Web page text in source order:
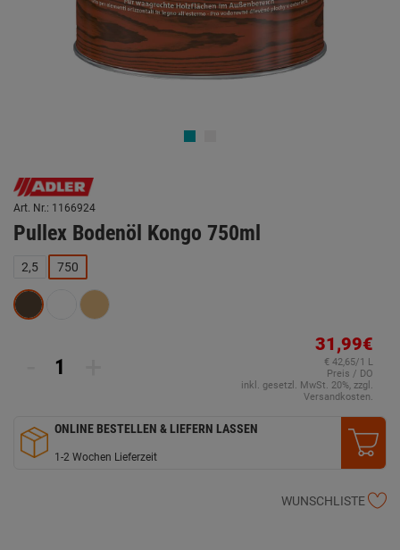
Art. Nr.: 1166924
Pullex Bodenöl Kongo 750ml
2,5 750
31,99€
€ 42,65/1 L
Preis / DO
inkl. gesetzl. MwSt. 20%, zzgl.
Versandkosten.
ONLINE BESTELLEN & LIEFERN LASSEN
1-2 Wochen Lieferzeit
WUNSCHLISTE